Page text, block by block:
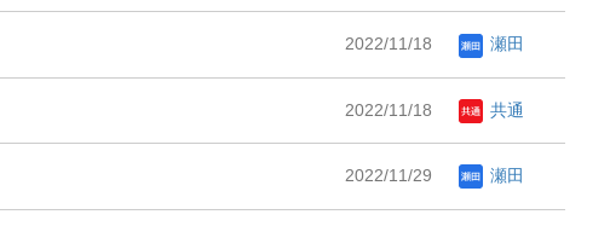
2022/11/18 瀬田
2022/11/18 共通
2022/11/29 瀬田